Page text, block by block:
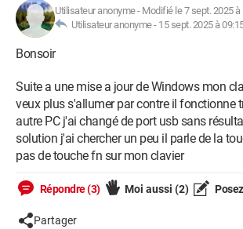
Utilisateur anonyme- Modifié le 7 sept. 2025 à
Utilisateur anonyme - 15 sept. 2025 à
Bonsoir
Suite a une mise a jour de Windows mon
veux plus s'allumer par contre il fonctionne
autre PC j'ai changé de port usb sans
solution j'ai chercher un peu il parle de la
pas de touche fn sur mon clavier
Répondre (3) Moi aussi (2)
Partager